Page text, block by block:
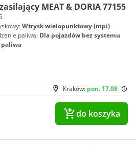
MEAT & DORIA 77155
Wtrysk wielopunktowy (mpi)
paliwa: Dla pojazdów bez systemu
Kraków: pon. 17.08
do koszyka